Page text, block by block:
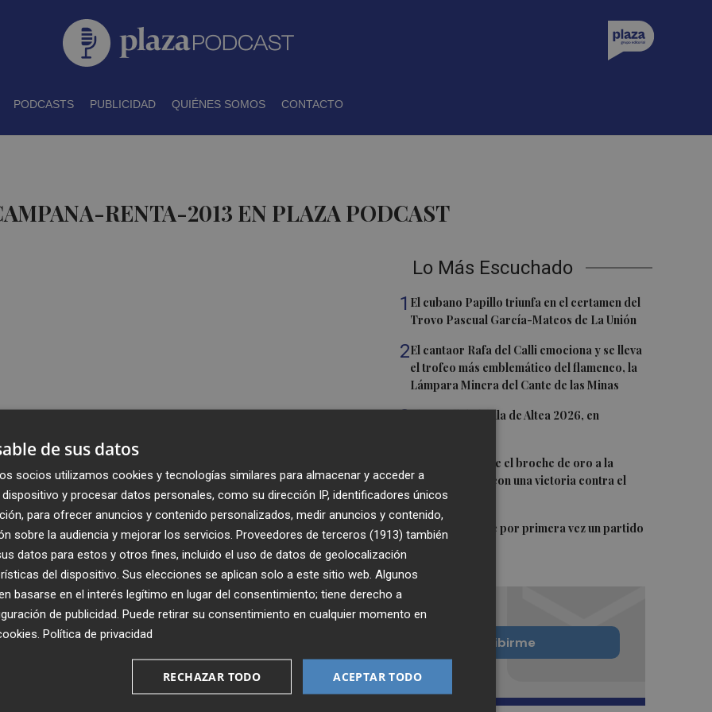
PODCASTS PUBLICIDAD QUIÉNES SOMOS CONTACTO
RENTA-2013 EN PLAZA PODCAST
Lo Más Escuchado
1 El cubano Papillo triunfa en el certamen del
Trovo Pascual García-Mateos de La Unión
2El cantaor Rafa del Calli emociona y se lleva
el trofeo más emblemático del flamenco, la
Lámpara Minera del Cante de las Minas
3El Castell de l'Olla de Altea 2026, en
El Villarreal pone el broche de oro a la
pretemporada con una victoria contra el
Galatasaray
5 Kiat Lim preside por primera vez un partido
Recibe toda la actualidad de
Plaza Podcast en tu correo
Quiero suscribirme
de sus datos
socios utilizamos cookies y tecnologías similares para almacenar y acceder a
y procesar datos personales, como su dirección IP, identificadores únicos
para ofrecer anuncios y contenido personalizados, medir anuncios y contenido,
sobre la audiencia y mejorar los servicios. Proveedores de terceros (1913) también
datos para estos y otros fines, incluido el uso de datos de geolocalización
del dispositivo. Sus elecciones se aplican solo a este sitio web. Algunos
basarse en el interés legítimo en lugar del consentimiento; tiene derecho a
de publicidad . Puede retirar su consentimiento en cualquier momento en
Política de privacidad
ACEPTAR TODO
RECHAZAR TODO